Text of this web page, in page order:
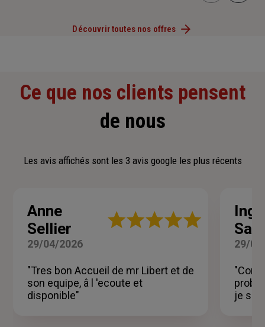
Découvrir toutes nos offres
Ce que nos clients pensent
de nous
Les avis affichés sont les 3 avis google les plus récents
Anne
Sellier
Note
étoiles
29/04/2026
"Tres bon Accueil de mr Libert et de
son equipe, â l 'ecoute et
disponible"
29/
je